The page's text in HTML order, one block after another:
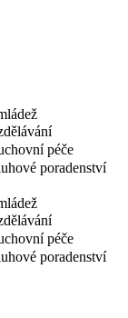
péče
poradenství
péče
poradenství